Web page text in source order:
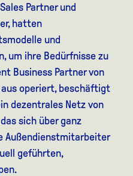
Partner und
hatten
und
um ihre Bedürfnisse zu
Business Partner von
operiert, beschäftigt
dezentrales Netz von
sich über ganz
Außendienstmitarbeiter
geführten,